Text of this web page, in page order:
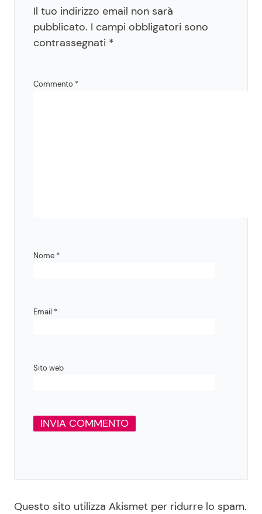
Il tuo indirizzo email non sarà
pubblicato. I campi obbligatori sono
contrassegnati *
Commento *
Nome *
Email *
Sito web
Questo sito utilizza Akismet per ridurre lo spam.